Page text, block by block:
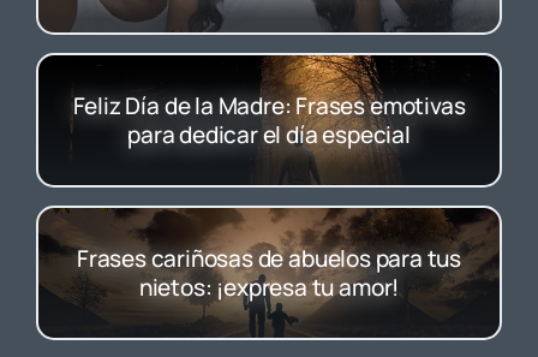
Feliz Día de la Madre: Frases emotivas
para dedicar el día especial
Frases cariñosas de abuelos para tus
nietos: ¡expresa tu amor!